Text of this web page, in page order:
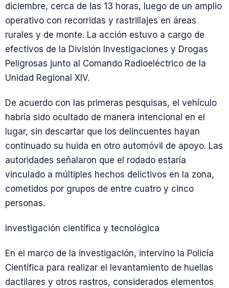
diciembre, cerca de las 13 horas, luego de un amplio
operativo con recorridas y rastrillajes en áreas
rurales y de monte. La acción estuvo a cargo de
efectivos de la División Investigaciones y Drogas
Peligrosas junto al Comando Radioeléctrico de la
Unidad Regional XIV.
De acuerdo con las primeras pesquisas, el vehículo
habría sido ocultado de manera intencional en el
lugar, sin descartar que los delincuentes hayan
continuado su huida en otro automóvil de apoyo. Las
autoridades señalaron que el rodado estaría
vinculado a múltiples hechos delictivos en la zona,
cometidos por grupos de entre cuatro y cinco
personas.
Investigación científica y tecnológica
En el marco de la investigación, intervino la Policía
Científica para realizar el levantamiento de huellas
dactilares y otros rastros, considerados elementos